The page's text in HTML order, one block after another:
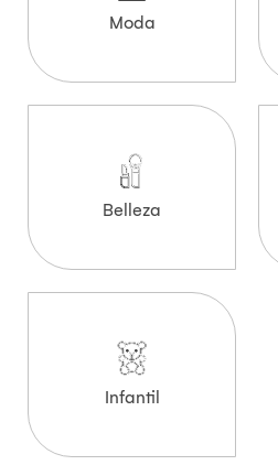
Moda
Belleza
Infantil